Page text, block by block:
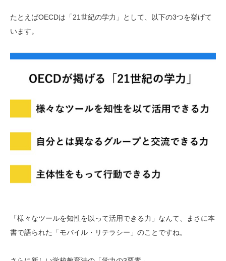
たとえばOECDは「21世紀の学力」として、以下の3つを挙げて
います。
「様々なツールを知性を以って活用できる力」なんて、まさに本
書で語られた「モバイル・リテラシー」のことですね。